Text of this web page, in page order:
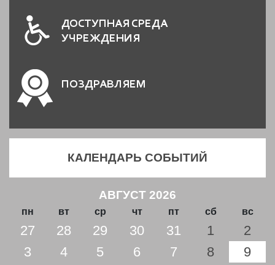
ДОСТУПНАЯ СРЕДА
УЧРЕЖДЕНИЯ
ПОЗДРАВЛЯЕМ
КАЛЕНДАРЬ СОБЫТИЙ
АВГУСТ 2026
пн вт ср чт пт сб вс
27 28 29 30 31 1
2
3
4 5 6 7 8
9